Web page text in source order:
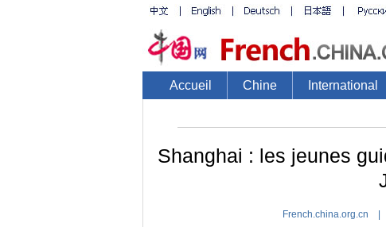
Accueil Chine International
Shanghai : les jeunes
French.china.org.cn